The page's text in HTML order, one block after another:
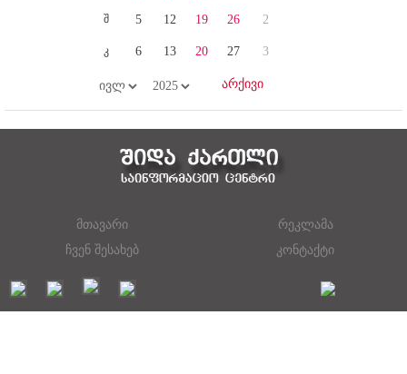
შ
კ
5
6
12
13
19
20
26
27
2
3
მთავარი
რეკლამა
ჩვენ შესახებ
კონტაქტი